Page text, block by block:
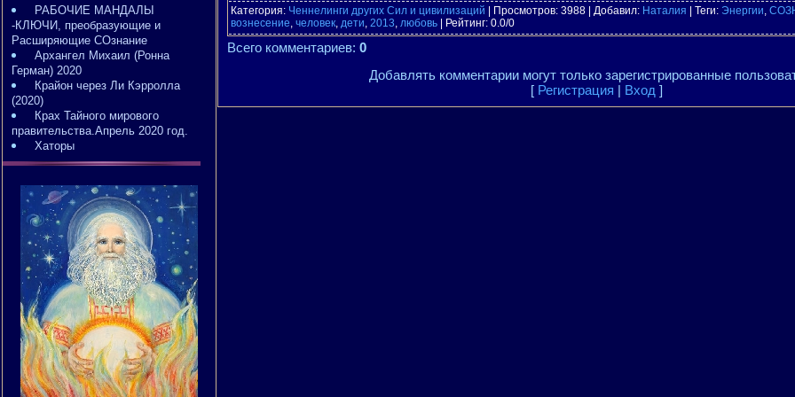
РАБОЧИЕ МАНДАЛЫ
-КЛЮЧИ, преобразующие и
Расширяющие СОзнание
Архангел Михаил (Ронна
Герман) 2020
Крайон через Ли Кэрролла
(2020)
Крах Тайного мирового
правительства.Апрель 2020 год.
Хаторы
Категория: Ченнелинги других Сил и цивилизаций Просмотров: 3988 | Добавил: Наталия Теги: Энергии,
вознесение, человек, дети, 2013, любовь Рейтинг: 0.0/0
Всего комментариев: 0
Добавлять комментарии могут только зарегистрированные
[ Регистрация | Вход ]